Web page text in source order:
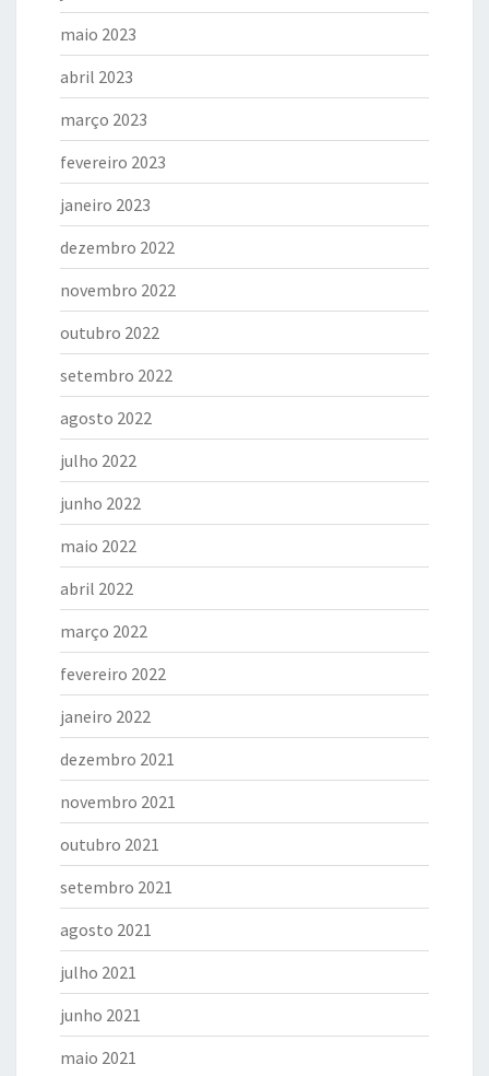
maio 2023
abril 2023
março 2023
fevereiro 2023
janeiro 2023
dezembro 2022
novembro 2022
outubro 2022
setembro 2022
agosto 2022
julho 2022
junho 2022
maio 2022
abril 2022
março 2022
fevereiro 2022
janeiro 2022
dezembro 2021
novembro 2021
outubro 2021
setembro 2021
agosto 2021
julho 2021
junho 2021
maio 2021